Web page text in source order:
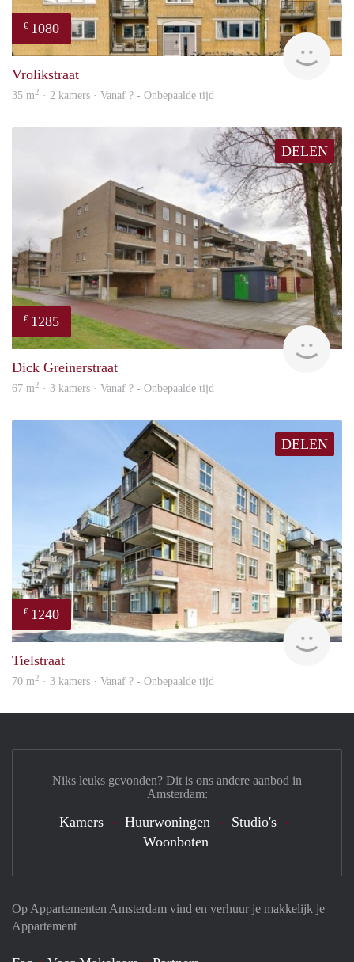
€ 1080
Vrolikstraat
35 m2 · 2 kamers · Vanaf ? - Onbepaalde tijd
DELEN
€ 1285
Dick Greinerstraat
67 m2 · 3 kamers · Vanaf ? - Onbepaalde tijd
DELEN
€ 1240
Tielstraat
70 m2 · 3 kamers · Vanaf ? - Onbepaalde tijd
Op Appartementen Amsterdam vind en verhuur je makkelijk je
Appartement
Niks leuks gevonden? Dit is ons andere aanbod in
Amsterdam:
Kamers Huurwoningen
Studio's
Woonboten